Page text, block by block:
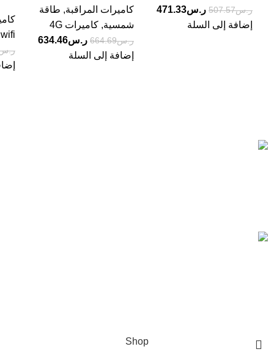
ر.س507.57 ر.س471.33
إضافة إلى السلة
كاميرات المراقبة, طاقة
شمسية, كاميرات 4G
ر.س664.69 ر.س634.46
إضافة إلى السلة
wifi
Shop